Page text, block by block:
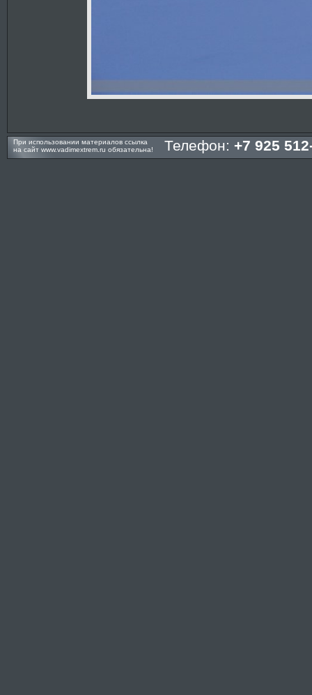
При использовании материалов ссылка
на сайт www.vadimextrem.ru обязательна! Телефон: +7 925